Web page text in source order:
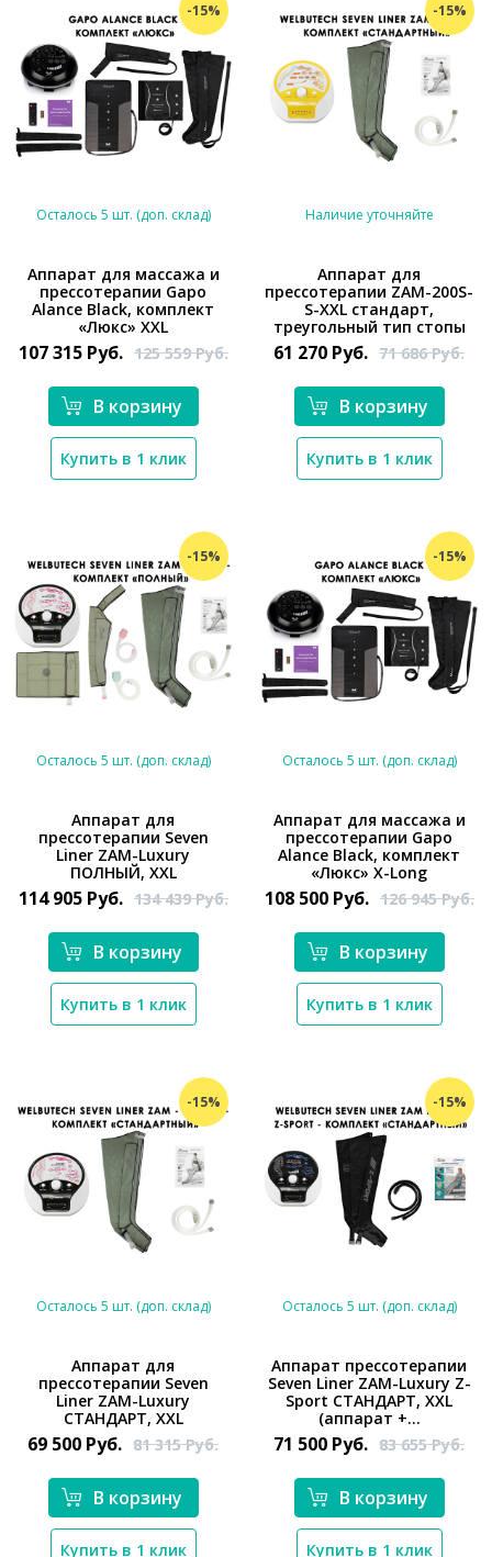
-15%
*}
Осталось 5 шт. (доп. склад)
Аппарат для массажа и
прессотерапии Gapo
Alance Black, комплект
«Люкс» XXL
107 315 Руб. 125 559Руб.
В корзину
Купить в 1 клик
-15%
*}
Наличие уточняйте
Аппарат для
прессотерапии ZAM-200S-
S-XXL стандарт,
треугольный тип стопы
61 270 Руб. 71 686Руб.
В корзину
Купить в 1 клик
-15%
*}
Осталось 5 шт. (доп. склад)
Аппарат для
прессотерапии Seven
Liner ZAM-Luxury
ПОЛНЫЙ, XXL
114 905 Руб. 134 439Руб.
В корзину
Купить в 1 клик
-15%
*}
Осталось 5 шт. (доп. склад)
Аппарат для массажа и
прессотерапии Gapo
Alance Black, комплект
«Люкс» X-Long
108 500 Руб. 126 945Руб.
В корзину
Купить в 1 клик
-15%
*}
Осталось 5 шт. (доп. склад)
Аппарат для
прессотерапии Seven
Liner ZAM-Luxury
СТАНДАРТ, XXL
69 500 Руб. 81 315Руб.
В корзину
Купить в 1 клик
-15%
*}
Осталось 5 шт. (доп. склад)
Аппарат прессотерапии
Seven Liner ZAM-Luxury Z-
Sport СТАНДАРТ, XXL
(аппарат +...
71 500 Руб. 83 655Руб.
В корзину
Купить в 1 клик